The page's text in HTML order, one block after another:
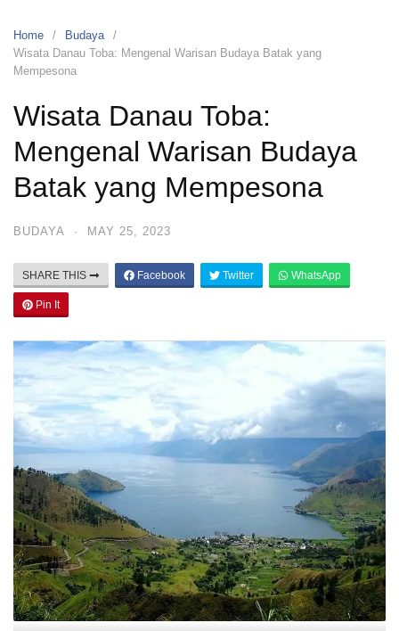
Home
Budaya
Wisata Danau Toba: Mengenal Warisan Budaya Batak yang
Mempesona
Wisata Danau Toba:
Mengenal Warisan Budaya
Batak yang Mempesona
BUDAYA · MAY 25, 2023
SHARE THIS Facebook Twitter WhatsApp
Pin It